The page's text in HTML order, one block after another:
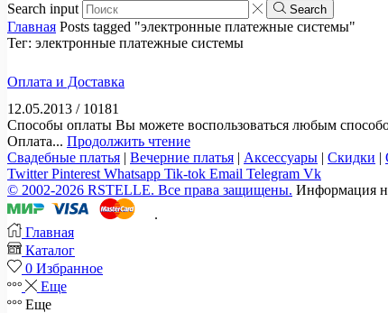
Search input Search
Главная Posts tagged "электронные платежные системы"
Тег: электронные платежные системы
Оплата и Доставка
12.05.2013 / 10181
Способы оплаты Вы можете воспользоваться любым
Оплата... Продолжить чтение
Свадебные платья | Вечерние платья | Аксессуары | Скидки |
Twitter Pinterest Whatsapp Tik-tok Email Telegram Vk
© 2002-2026 RSTELLE. Все права защищены. Информация
.
Главная
Каталог
0 Избранное
Еще
Еще